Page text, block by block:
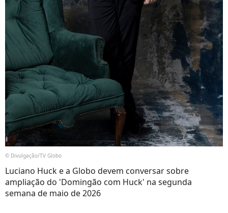
© Divulgação/TV Globo
Luciano Huck e a Globo devem conversar sobre
ampliação do 'Domingão com Huck' na segunda
semana de maio de 2026